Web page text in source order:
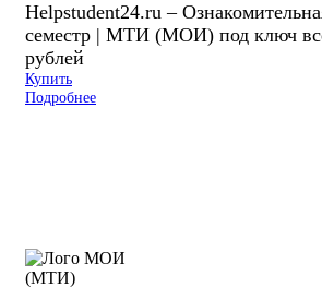
Helpstudent24.ru –
семестр | МТИ (МОИ) под ключ
рублей
Купить
Подробнее